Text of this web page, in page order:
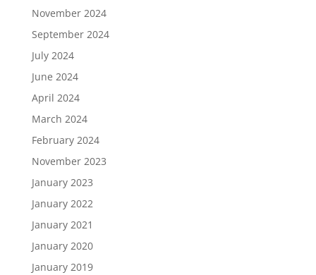
November 2024
September 2024
July 2024
June 2024
April 2024
March 2024
February 2024
November 2023
January 2023
January 2022
January 2021
January 2020
January 2019